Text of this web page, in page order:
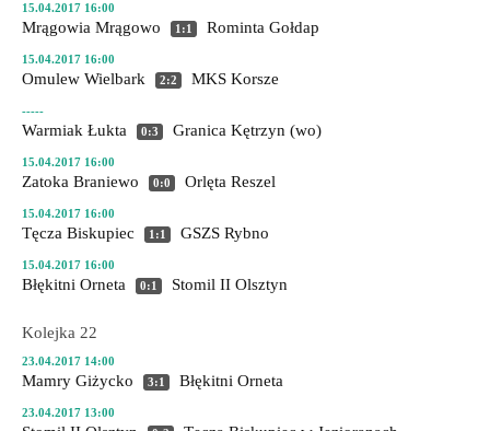
15.04.2017 16:00
Mrągowia Mrągowo 1:1 Rominta Gołdap
15.04.2017 16:00
Omulew Wielbark 2:2 MKS Korsze
-----
Warmiak Łukta 0:3 Granica Kętrzyn (wo)
15.04.2017 16:00
Zatoka Braniewo 0:0 Orlęta Reszel
15.04.2017 16:00
Tęcza Biskupiec 1:1 GSZS Rybno
15.04.2017 16:00
Błękitni Orneta 0:1 Stomil II Olsztyn
Kolejka 22
23.04.2017 14:00
Mamry Giżycko 3:1 Błękitni Orneta
23.04.2017 13:00